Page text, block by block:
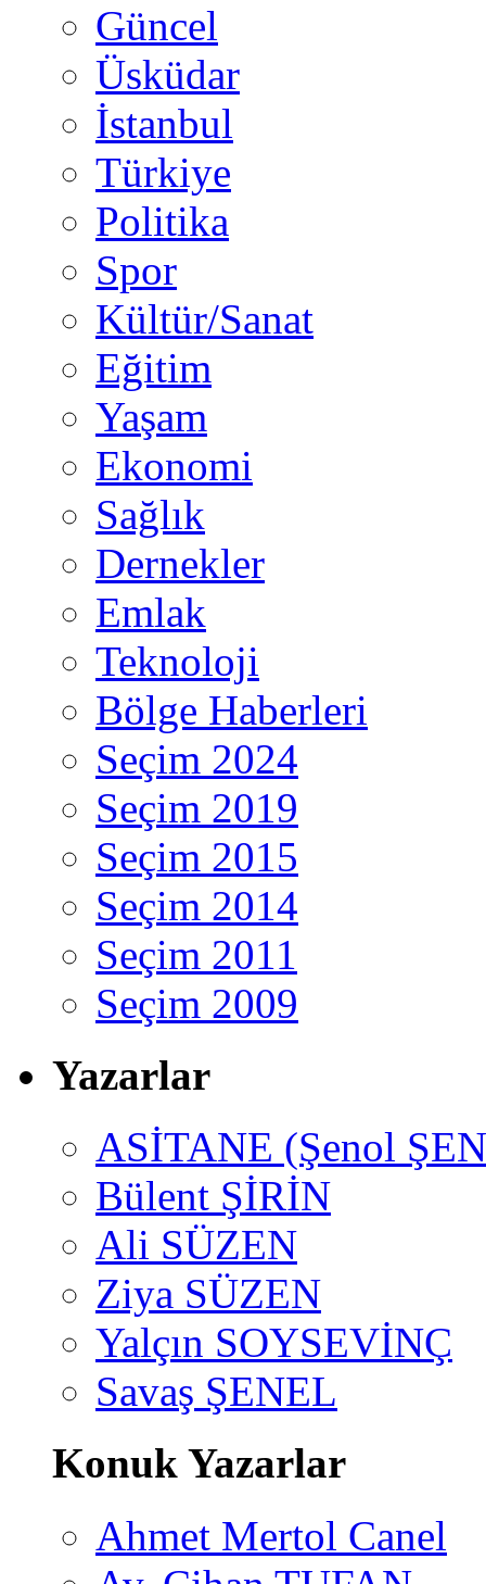
Güncel
Üsküdar
İstanbul
Türkiye
Politika
Spor
Kültür/Sanat
Eğitim
Yaşam
Ekonomi
Sağlık
Dernekler
Emlak
Teknoloji
Bölge Haberleri
Seçim 2024
Seçim 2019
Seçim 2015
Seçim 2014
Seçim 2011
Seçim 2009
Yazarlar
ASİTANE (Şenol
Bülent ŞİRİN
Ali SÜZEN
Ziya SÜZEN
Yalçın SOYSEVİNÇ
Savaş ŞENEL
Konuk Yazarlar
Ahmet Mertol Canel